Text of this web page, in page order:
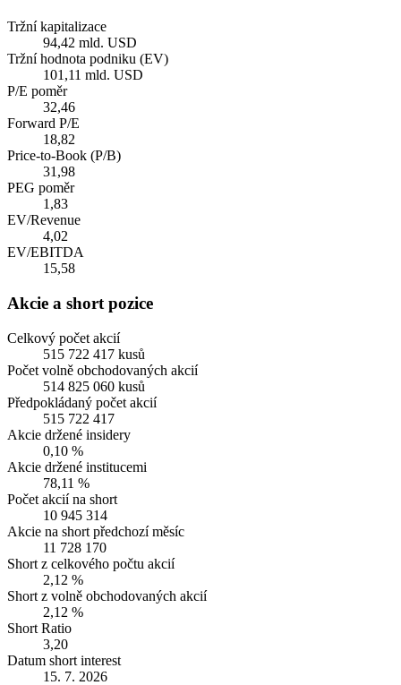
Tržní kapitalizace
94,42 mld. USD
Tržní hodnota podniku (EV)
101,11 mld. USD
P/E poměr
32,46
Forward P/E
18,82
Price-to-Book (P/B)
31,98
PEG poměr
1,83
EV/Revenue
4,02
EV/EBITDA
15,58
Akcie a short pozice
Celkový počet akcií
515 722 417 kusů
Počet volně obchodovaných akcií
514 825 060 kusů
Předpokládaný počet akcií
515 722 417
Akcie držené insidery
0,10 %
Akcie držené institucemi
78,11 %
Počet akcií na short
10 945 314
Akcie na short předchozí měsíc
11 728 170
Short z celkového počtu akcií
2,12 %
Short z volně obchodovaných akcií
2,12 %
Short Ratio
3,20
Datum short interest
15. 7. 2026